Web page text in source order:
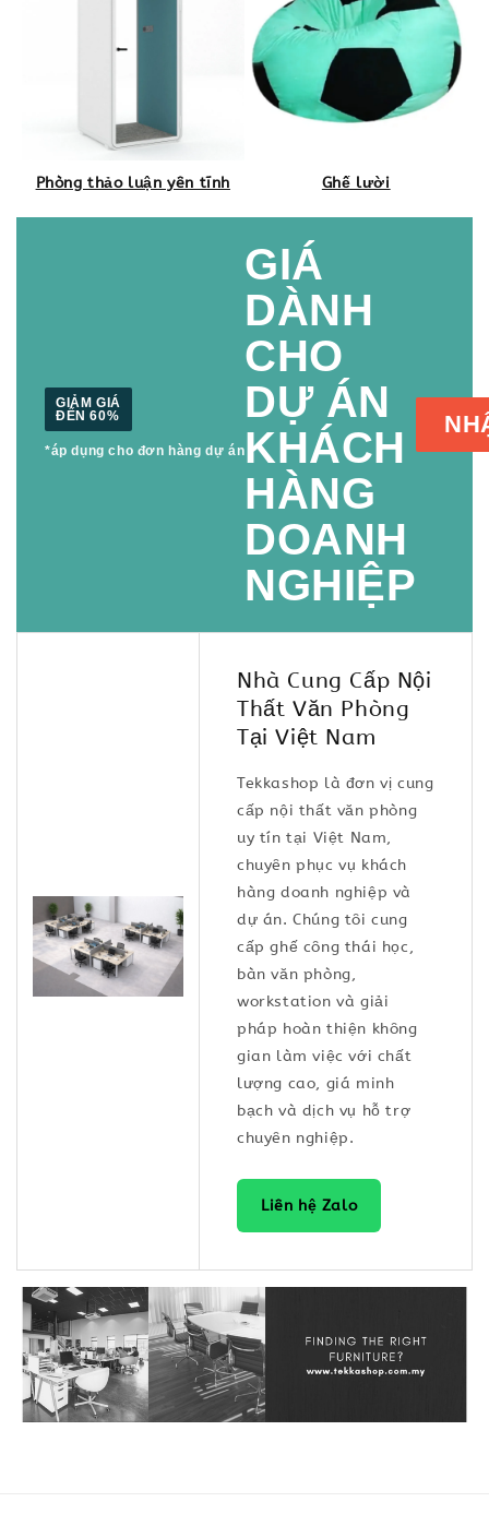
Phòng thảo luận yên tĩnh Ghế lười
GIẢM GIÁ
ĐẾN 60%
*áp dụng cho đơn hàng dự án
GIÁ
DÀNH
CHO
DỰ ÁN
KHÁCH
HÀNG
DOANH
NGHIỆP
Nhà Cung Cấp Nội
Thất Văn Phòng
Tại Việt Nam
Tekkashop là đơn vị cung
cấp nội thất văn phòng
uy tín tại Việt Nam,
chuyên phục vụ khách
hàng doanh nghiệp và
dự án. Chúng tôi cung
cấp ghế công thái học,
bàn văn phòng,
workstation và giải
pháp hoàn thiện không
gian làm việc với chất
lượng cao, giá minh
bạch và dịch vụ hỗ trợ
chuyên nghiệp.
Liên hệ Zalo